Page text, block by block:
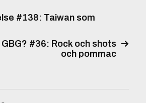
#138: Taiwan som
#36: Rock och shots
och pommac